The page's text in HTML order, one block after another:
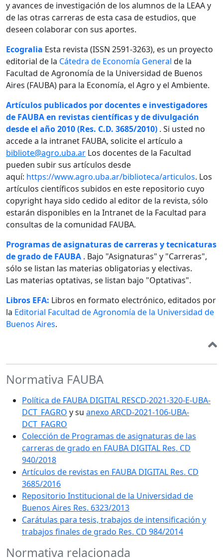
y avances de investigación de los alumnos de la LEAA y
de las otras carreras de esta casa de estudios, que
deseen colaborar con sus aportes.
Ecogralia Esta revista (ISSN 2591-3263), es un proyecto
editorial de la Cátedra de Economía General de la
Facultad de Agronomía de la Universidad de Buenos
Aires (FAUBA) para la Economía, el Agro y el Ambiente.
Artículos publicados por docentes e investigadores
de FAUBA en revistas científicas y de divulgación
desde el año 2010 (Res. C.D. 3685/2010) . Si usted no
accede a la intranet FAUBA, solicite el artículo a
bibliote@agro.uba.ar Los docentes de la Facultad
pueden subir sus artículos desde
aquí: https://www.agro.uba.ar/biblioteca/articulos. Los
artículos científicos subidos en este repositorio cuyo
copyright haya sido cedido al editor de la revista, sólo
estarán disponibles en la Intranet de la Facultad para
consultas de la comunidad FAUBA.
Programas de asignaturas de carreras y tecnicaturas
de grado de FAUBA . Bajo "Asignaturas" y "Carreras",
sólo se listan las materias obligatorias y electivas.
Las materias optativas, se listan bajo "Optativas".
Libros EFA: Libros en formato electrónico, editados por
la Editorial Facultad de Agronomía de la Universidad de
Buenos Aires.
Normativa FAUBA
Política de FAUBA DIGITAL RESCD-2021-320-E-UBA-
DCT_FAGRO y su anexo ARCD-2021-106-UBA-
DCT_FAGRO
Colección de Programas de asignaturas de las
carreras de grado en FAUBA DIGITAL Res. CD
940/2018
Artículos de revistas en FAUBA DIGITAL Res. CD
3685/2016
Repositorio Institucional de la Universidad de
Buenos Aires Res. 6323/2013
Carátulas para tesis, trabajos de intensificación y
trabajos finales de grado Res. CD 984/2014
Normativa relacionada